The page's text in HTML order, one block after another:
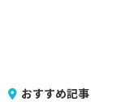
おすすめ記事